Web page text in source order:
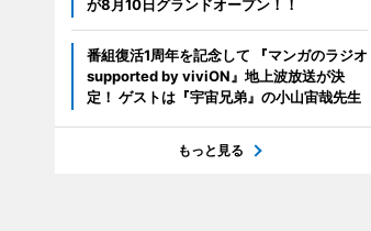
が8月10日グランドオープン！！
番組復活1周年を記念して 『マンガのラジオ
supported by viviON』地上波放送が決
定！ ゲストは『宇宙兄弟』の小山宙哉先生
もっと見る